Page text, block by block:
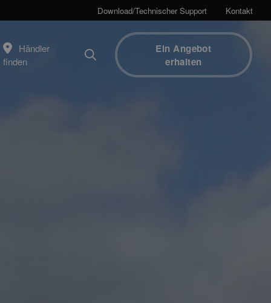
Download/Technischer Support Kontakt
Händler
finden
Ein Angebot
erhalten